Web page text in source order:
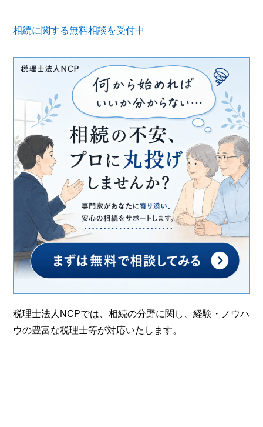
相続に関する無料相談を受付中
税理士法人NCPでは、相続の分野に関し、経験・ノウハ
ウの豊富な税理士等が対応いたします。